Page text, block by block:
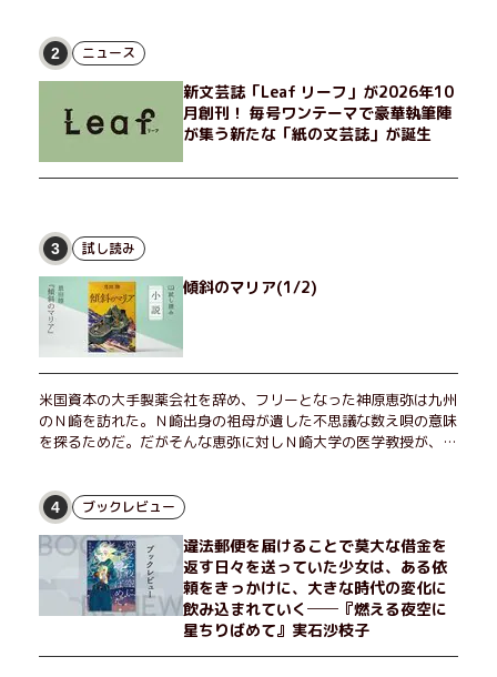
げたり、部屋でふたりだけの「台湾映画祭」を催したり。50代
独身、幼なじみの変わらぬ友情とささやかな幸せの日々を描く。
2 ニュース
新文芸誌「Leaf リーフ」が2026年10
月創刊！ 毎号ワンテーマで豪華執筆陣
が集う新たな「紙の文芸誌」が誕生
3 試し読み
傾斜のマリア(1/2)
米国資本の大手製薬会社を辞め、フリーとなった神原恵弥は九州
のＮ崎を訪れた。Ｎ崎出身の祖母が遺した不思議な数え唄の意味
を探るためだ。だがそんな恵弥に対しＮ崎大学の医学教授が、米
恵弥は、まるで影のような存在の博士とまみえることはできるの
か？ そして、唄の歌詞「かたむくマリア」に込められた秘密と
は？ 謎めいたラストが鮮烈な余韻を残すシリーズ第四作！
4 ブックレビュー
違法郵便を届けることで莫大な借金を
返す日々を送っていた少女は、ある依
頼をきっかけに、大きな時代の変化に
飲み込まれていく──『燃える夜空に
星ちりばめて』実石沙枝子